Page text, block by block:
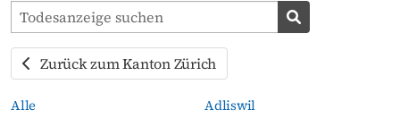
Todesanzeigen-Portal durchsuchen
Todesanzeige
Zurück zum Kanton Zürich
Alle
Adliswil